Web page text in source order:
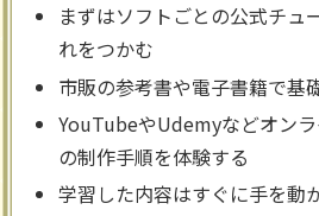
まずはソフトごとの公式チュ
れをつかむ
市販の参考書や電子書籍で基
YouTubeやUdemyなどオン
の制作手順を体験する
学習した内容はすぐに手を動